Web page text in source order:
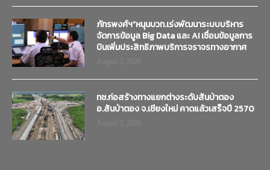
ภัทรพงศ์ฯ”หนุนบวท.เร่งพัฒนาระบบบริหาร
จัดการข้อมูล Big Data และ AI เชื่อมข้อมูลการ
บินเพิ่มประสิทธิภาพบริการจราจรทางอากาศ
ทช.ก่อสร้างทางแยกต่างระดับสันป่าตอง
อ.สันป่าตอง จ.เชียงใหม่ คาดแล้วเสร็จปี 2570